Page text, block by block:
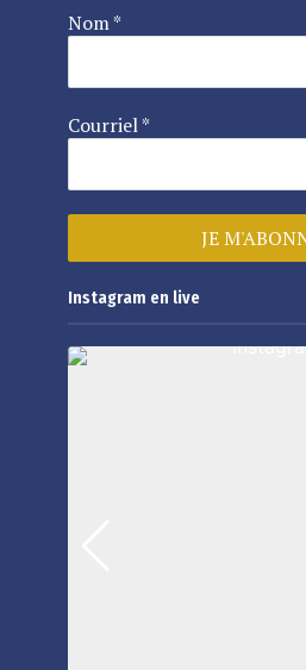
Nom*
Courriel*
Instagram en live